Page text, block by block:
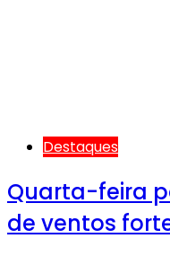
Destaques
Quarta-feira
de ventos